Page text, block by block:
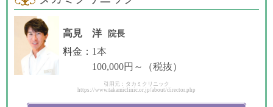
高見 洋 院長
料金： 1本
100,000円～（税抜）
引用元：タカミクリニック
https://www.takamiclinic.or.jp/about/director.php